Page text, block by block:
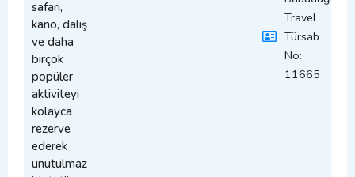
safari,
kano, dalış
ve daha
birçok
popüler
aktiviteyi
kolayca
rezerve
ederek
unutulmaz
Travel
Türsab
No:
11665